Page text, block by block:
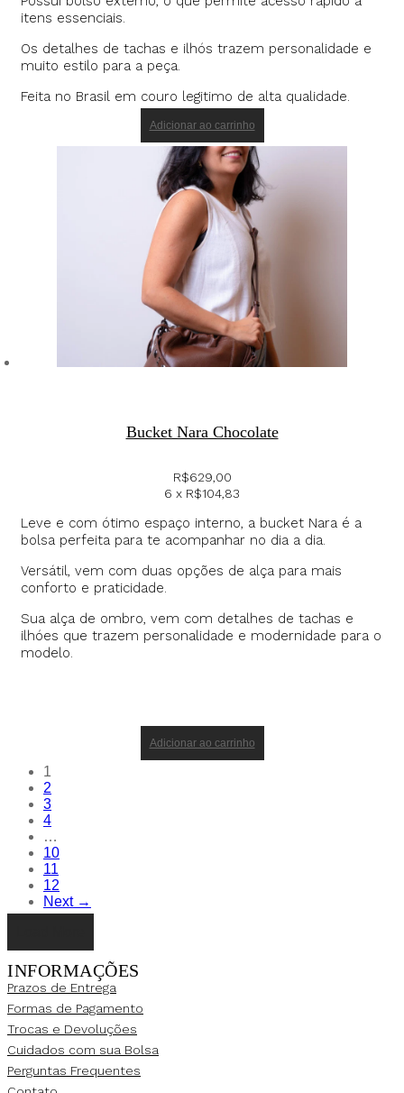
itens essenciais.
Os detalhes de tachas e ilhós trazem personalidade e
muito estilo para a peça.
Feita no Brasil em couro legitimo de alta qualidade.
Adicionar ao carrinho
Bucket Nara Chocolate
R$629,00
6 x R$104,83
Leve e com ótimo espaço interno, a bucket Nara é a
bolsa perfeita para te acompanhar no dia a dia.
Versátil, vem com duas opções de alça para mais
conforto e praticidade.
Sua alça de ombro, vem com detalhes de tachas e
ilhóes que trazem personalidade e modernidade para o
modelo.
Adicionar ao carrinho
1
2
3
4
…
10
11
12
Next →
INFORMAÇÕES
Prazos de Entrega
Formas de Pagamento
Trocas e Devoluções
Cuidados com sua Bolsa
Perguntas Frequentes